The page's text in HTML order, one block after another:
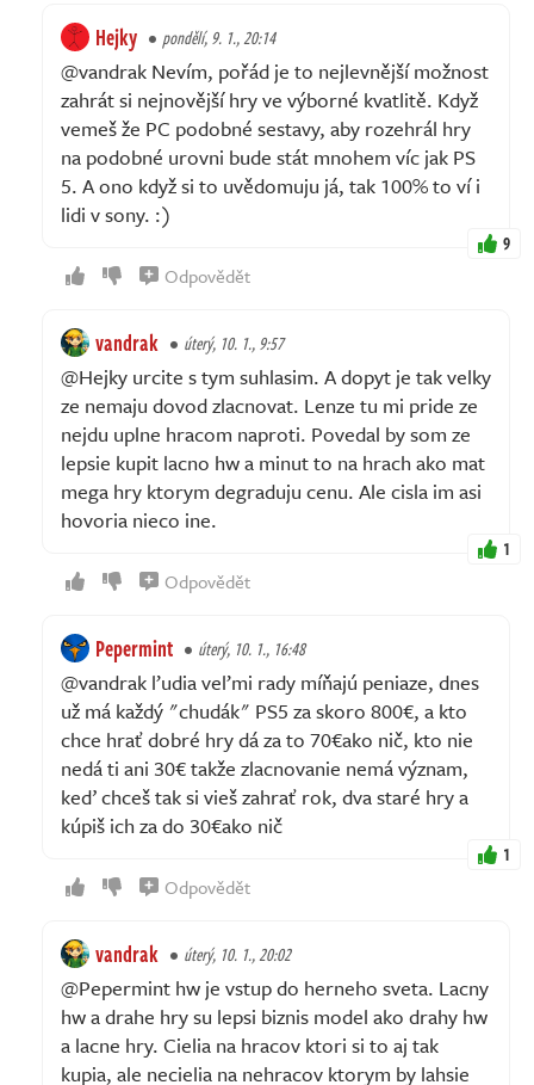
Hejky pondělí, 9. 1., 20:14
@vandrak Nevím, pořád je to nejlevnější možnost
zahrát si nejnovější hry ve výborné kvatlitě. Když
vemeš že PC podobné sestavy, aby rozehrál hry
na podobné urovni bude stát mnohem víc jak PS
5. A ono když si to uvědomuju já, tak 100% to ví i
lidi v sony. :)
9
Odpovědět
vandrak úterý, 10. 1., 9:57
@Hejky urcite s tym suhlasim. A dopyt je tak velky
ze nemaju dovod zlacnovat. Lenze tu mi pride ze
nejdu uplne hracom naproti. Povedal by som ze
lepsie kupit lacno hw a minut to na hrach ako mat
mega hry ktorym degraduju cenu. Ale cisla im asi
hovoria nieco ine.
1
Odpovědět
Pepermint úterý, 10. 1., 16:48
@vandrak ľudia veľmi rady míňajú peniaze, dnes
už má každý "chudák" PS5 za skoro 800€, a kto
chce hrať dobré hry dá za to 70€ako nič, kto nie
nedá ti ani 30€ takže zlacnovanie nemá význam,
keď chceš tak si vieš zahrať rok, dva staré hry a
kúpiš ich za do 30€ako nič
1
Odpovědět
vandrak úterý, 10. 1., 20:02
@Pepermint hw je vstup do herneho sveta. Lacny
hw a drahe hry su lepsi biznis model ako drahy hw
a lacne hry. Cielia na hracov ktori si to aj tak
kupia, ale necielia na nehracov ktorym by lahsie